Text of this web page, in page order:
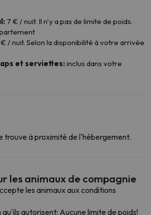
7 € / nuit. Il n'y a pas de limite de poids.
€ / nuit. Selon la disponibilité à votre arrivée
et serviettes:inclus dans votre
trouve à proximité de l'hébergement.
les animaux de compagnie
les animaux aux conditions
qu'ils autorisent: Aucune limite de poids!